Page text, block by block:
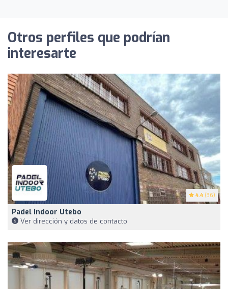
Otros perfiles que podrían
interesarte
4.4 (36)
Padel Indoor Utebo
Ver dirección y datos de contacto